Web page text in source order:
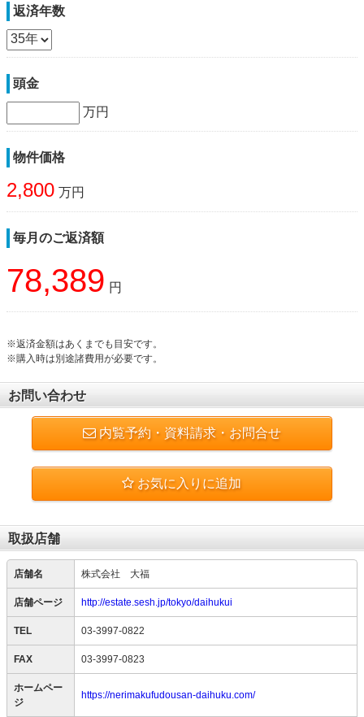
返済年数
頭金
万円
物件価格
2,800 万円
毎月のご返済額
78,389 円
※返済金額はあくまでも目安です。
※購入時は別途諸費用が必要です。
お問い合わせ
内覧予約・資料請求・お問合せ
お気に入りに追加
取扱店舗
店舗名 株式会社 大福
店舗ページ http://estate.sesh.jp/tokyo/daihukui
TEL 03-3997-0822
FAX 03-3997-0823
ホームペー
ジ
https://nerimakufudousan-daihuku.com/